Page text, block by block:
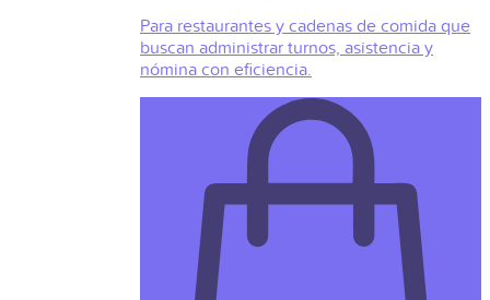
Para restaurantes y cadenas de comida que
buscan administrar turnos, asistencia y
nómina con eficiencia.